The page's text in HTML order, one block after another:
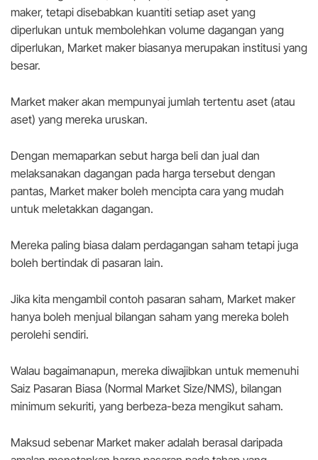
maker, tetapi disebabkan kuantiti setiap aset yang
diperlukan untuk membolehkan volume dagangan yang
diperlukan, Market maker biasanya merupakan institusi yang
besar.
Market maker akan mempunyai jumlah tertentu aset (atau
aset) yang mereka uruskan.
Dengan memaparkan sebut harga beli dan jual dan
melaksanakan dagangan pada harga tersebut dengan
pantas, Market maker boleh mencipta cara yang mudah
untuk meletakkan dagangan.
Mereka paling biasa dalam perdagangan saham tetapi juga
boleh bertindak di pasaran lain.
Jika kita mengambil contoh pasaran saham, Market maker
hanya boleh menjual bilangan saham yang mereka boleh
perolehi sendiri.
Walau bagaimanapun, mereka diwajibkan untuk memenuhi
Saiz Pasaran Biasa (Normal Market Size/NMS), bilangan
minimum sekuriti, yang berbeza-beza mengikut saham.
Maksud sebenar Market maker adalah berasal daripada